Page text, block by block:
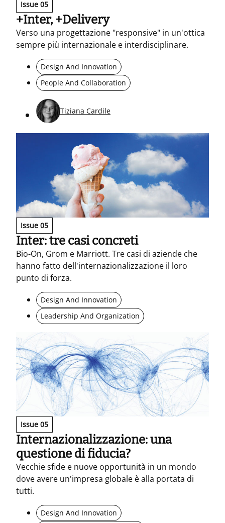
Issue 05
+Inter, +Delivery
Verso una progettazione "responsive" in un'ottica
sempre più internazionale e interdisciplinare.
Design And Innovation
People And Collaboration
Tiziana Cardile
Issue 05
Inter: tre casi concreti
Bio-On, Grom e Marriott. Tre casi di aziende che
hanno fatto dell'internazionalizzazione il loro
punto di forza.
Design And Innovation
Leadership And Organization
Issue 05
Internazionalizzazione: una
questione di fiducia?
Vecchie sfide e nuove opportunità in un mondo
dove avere un'impresa globale è alla portata di
tutti.
Design And Innovation